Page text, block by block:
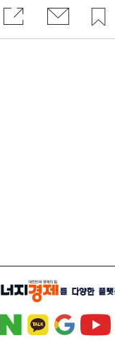
고 잡지 일간베스트 10위
“3조 던진 외국인, 3조 받은
스, 하루 새 ‘와르르’